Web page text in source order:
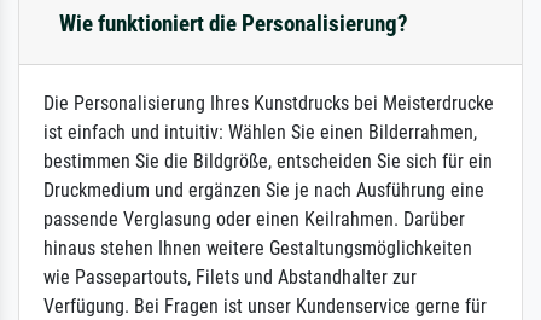
Wie funktioniert die Personalisierung?
Die Personalisierung Ihres Kunstdrucks bei Meisterdrucke
ist einfach und intuitiv: Wählen Sie einen Bilderrahmen,
bestimmen Sie die Bildgröße, entscheiden Sie sich für ein
Druckmedium und ergänzen Sie je nach Ausführung eine
passende Verglasung oder einen Keilrahmen. Darüber
hinaus stehen Ihnen weitere Gestaltungsmöglichkeiten
wie Passepartouts, Filets und Abstandhalter zur
Verfügung. Bei Fragen ist unser Kundenservice gerne für